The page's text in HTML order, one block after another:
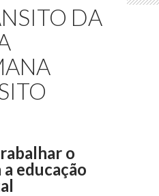
DA
o
educação